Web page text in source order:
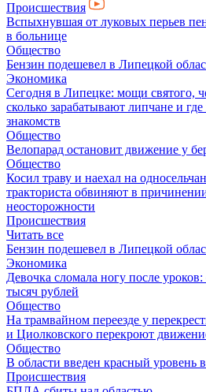
Происшествия
Вспыхнувшая от луковых перьев
в больнице
Общество
Бензин подешевел в Липецкой
Экономика
Сегодня в Липецке: мощи святого,
сколько зарабатывают липчане и
знакомств
Общество
Велопарад остановит движение у
Общество
Косил траву и наехал на
тракториста обвиняют в
неосторожности
Происшествия
Читать все
Бензин подешевел в Липецкой
Экономика
Девочка сломала ногу после
тысяч рублей
Общество
На трамвайном переезде у
и Циолковского перекроют
Общество
В области введен красный уровень
Происшествия